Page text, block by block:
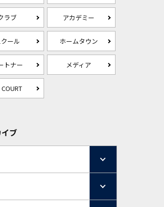
ラブ アカデミー
ール ホームタウン
トナー メディア
COURT
ブ